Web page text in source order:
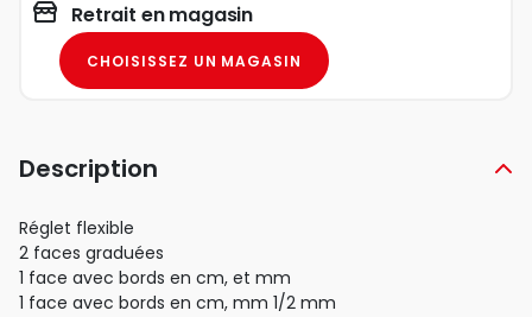
Retrait en magasin
CHOISISSEZ UN MAGASIN
Description
Réglet flexible
2 faces graduées
1 face avec bords en cm, et mm
1 face avec bords en cm, mm 1/2 mm